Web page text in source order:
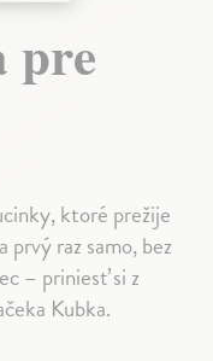
pre
ktoré prežije
prvý raz samo, bez
– priniesť si z
Kubka.